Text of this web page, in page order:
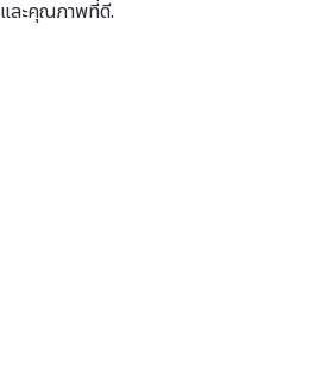
และคุณภาพที่ดี.